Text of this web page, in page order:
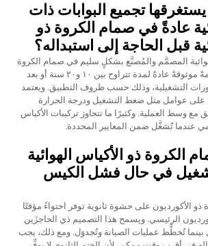
تجميع البوابات ذات
عادةً في صمام الكروة ذو
قبل الحاجة إلى استبداله؟
المصمَّم والمُصنَّع بشكلٍ سليم في صمام الكروة
ذو الأكياس الهوائية خدمةً موثوقةً عادةً لمدة تتراوح بين ١٠ و٢٠ سنة أو بعد
التشغيلية، وذلك حسب ظروف التطبيق. ويعتمد
على عوامل مثل ضغط التشغيل ودرجة الحرارة
مع وسط العملية. وكثيرًا ما تتجاوز تركيبات الأكياس
عندما تُشغَّل ضمن المعايير المحددة.
الكروة ذو الأكياس الهوائية
في حال فشل الكيس
الأكورديون على حشوة ثانوية توفر احتواءً مؤقتًا
الرئيسي. ويسمح هذا التصميم ذي الحاجزَين
بينما تُخطَّط عمليات الصيانة وتُجدوَل. ومع ذلك، يجب